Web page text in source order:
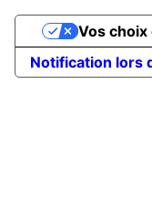
Notification lors
Vos